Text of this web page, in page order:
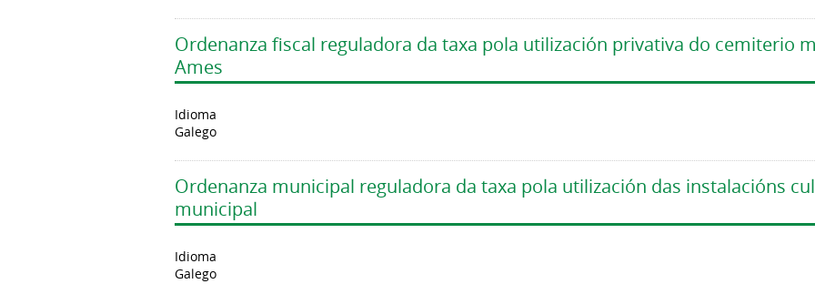
Ordenanza fiscal reguladora da taxa pola utilización privativa do cemiterio
Ames
Idioma
Galego
Ordenanza municipal reguladora da taxa pola utilización das instalacións
municipal
Idioma
Galego